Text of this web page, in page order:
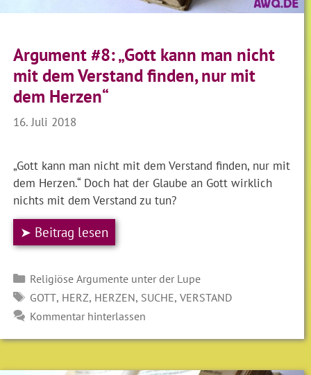
Argument #8: „Gott kann man nicht
mit dem Verstand finden, nur mit
dem Herzen“
16. Juli 2018
„Gott kann man nicht mit dem Verstand finden, nur mit
dem Herzen.“ Doch hat der Glaube an Gott wirklich
nichts mit dem Verstand zu tun?
➤ Beitrag lesen
Kategorien
Religiöse Argumente unter der Lupe
SCHLAGWÖRTER
GOTT, HERZ, HERZEN, SUCHE, VERSTAND
Kommentar hinterlassen